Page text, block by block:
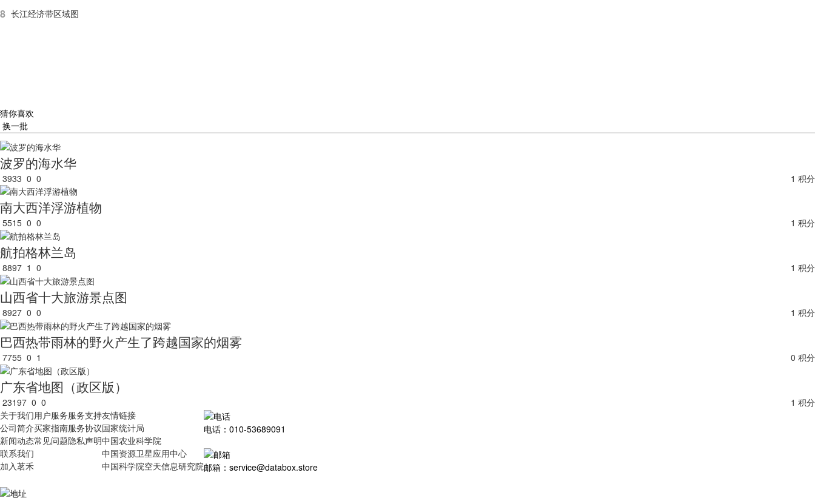
8 长江经济带区域图
猜你喜欢
换一批
波罗的海水华
3933 0 0 1 积分
南大西洋浮游植物
5515 0 0 1 积分
航拍格林兰岛
8897 1 0 1 积分
山西省十大旅游景点图
8927 0 0 1 积分
巴西热带雨林的野火产生了跨越国家的烟雾
7755 0 1 0 积分
广东省地图（政区版）
23197 0 0
1 积分
关于我们
公司简介
新闻动态
联系我们
加入茗禾
用户服务
买家指南
常见问题
服务支持
服务协议
隐私声明
友情链接
国家统计局
中国农业科学院
中国资源卫星应用中心
中国科学院空天信息研究院
电话：010-53689091
邮箱：service@databox.store